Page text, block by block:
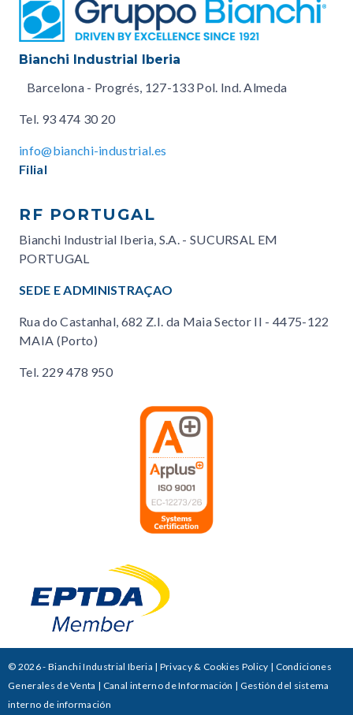
Bianchi Industrial Iberia
Barcelona - Progrés, 127-133 Pol. Ind. Almeda
Tel. 93 474 30 20
info@bianchi-industrial.es
Filial
RF PORTUGAL
Bianchi Industrial Iberia, S.A. - SUCURSAL EM
PORTUGAL
SEDE E ADMINISTRAÇAO
Rua do Castanhal, 682 Z.I. da Maia Sector II - 4475-122
MAIA (Porto)
Tel. 229 478 950
© 2026 - Bianchi Industrial Iberia | Privacy & Cookies Policy | Condiciones
Generales de Venta | Canal interno de Información | Gestión del sistema
interno de información